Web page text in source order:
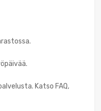
Katso FAQ,